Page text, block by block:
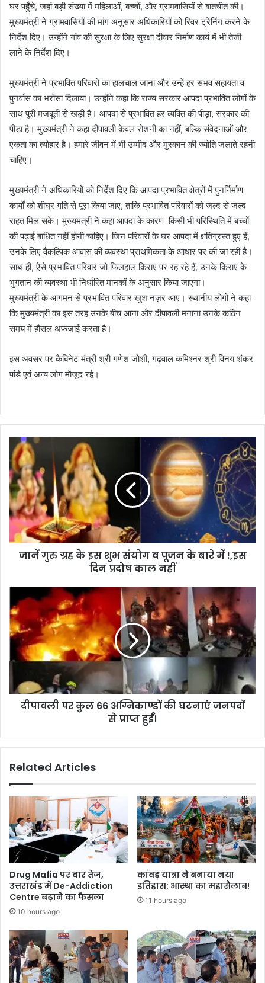
घर पहुँचे, जहां बड़ी संख्या में महिलाओं, बच्चों, और ग्रामवासियों से बातचीत की।
मुख्यमंत्री ने ग्रामवासियों की मांग अनुसार अधिकारियों को रिवर ट्रेनिंग करने के
निर्देश दिए। उन्होंने गांव की सुरक्षा के लिए सुरक्षा दीवार निर्माण कार्य में भी तेजी
लाने के निर्देश दिए।
मुख्यमंत्री ने प्रभावित परिवारों का हालचाल जाना और उन्हें हर संभव सहायता व
पुनर्वास का भरोसा दिलाया। उन्होंने कहा कि राज्य सरकार आपदा प्रभावित लोगों के
साथ पूरी मजबूती से खड़ी है। आपदा से प्रभावित हर व्यक्ति की पीड़ा, सरकार की
पीड़ा है। मुख्यमंत्री ने कहा दीपावली केवल रोशनी का नहीं, बल्कि संवेदनाओं और
एकता का त्योहार है। हमारे जीवन में भी उम्मीद और मुस्कान की ज्योति जलाते रहनी
चाहिए।
मुख्यमंत्री ने अधिकारियों को निर्देश दिए कि आपदा प्रभावित क्षेत्रों में पुनर्निर्माण
कार्यों को शीघ्र गति से पूरा किया जाए, ताकि प्रभावित परिवारों को जल्द से जल्द
राहत मिल सके। मुख्यमंत्री ने कहा आपदा के कारण किसी भी परिस्थिति में बच्चों
की पढ़ाई बाधित नहीं होनी चाहिए। जिन परिवारों के घर आपदा में क्षतिग्रस्त हुए हैं,
उनके लिए वैकल्पिक आवास की व्यवस्था प्राथमिकता के आधार पर की जा रही है।
साथ ही, ऐसे प्रभावित परिवार जो फिलहाल किराए पर रह रहे हैं, उनके किराए के
भुगतान की व्यवस्था भी निर्धारित मानकों के अनुसार किया जाएगा।
मुख्यमंत्री के आगमन से प्रभावित परिवार खुश नज़र आए। स्थानीय लोगों ने कहा
कि मुख्यमंत्री का इस तरह उनके बीच आना और दीपावली मनाना उनके कठिन
समय में हौसल अफजाई करता है।
इस अवसर पर कैबिनेट मंत्री श्री गणेश जोशी, गढ़वाल कमिश्नर श्री विनय शंकर
पांडे एवं अन्य लोग मौजूद रहे।
जानें गुरु ग्रह के इस शुभ संयोग व पूजन के बारे में !,इस
दिन प्रदोष काल नहीं
दीपावली पर कुल 66 अग्निकाण्डों की घटनाएं जनपदों
से प्राप्त हुईं।
Related Articles
Drug Mafia पर वार तेज,
उत्तराखंड में De-Addiction
Centre बढ़ाने का फैसला
10 hours ago
कांवड़ यात्रा ने बनाया नया
इतिहास: आस्था का महासैलाब!
11 hours ago